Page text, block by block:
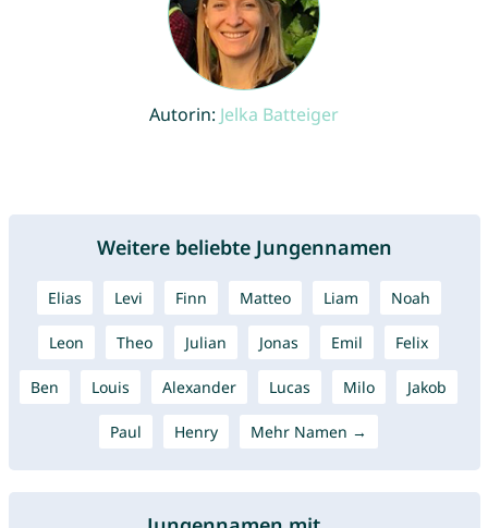
Autorin: Jelka Batteiger
Weitere beliebte Jungennamen
Elias Levi Finn Matteo Liam Noah
Leon Theo Julian Jonas Emil Felix
Ben Louis Alexander Lucas Milo Jakob
Paul Henry Mehr Namen →